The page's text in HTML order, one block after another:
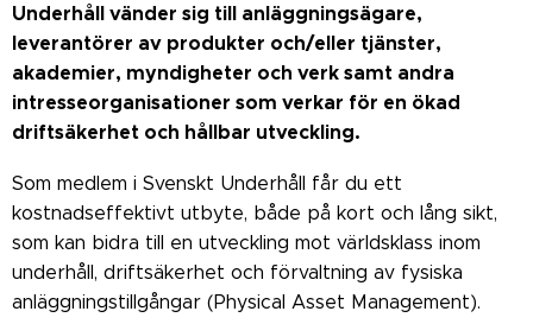
Underhåll vänder sig till anläggningsägare,
leverantörer av produkter och/eller tjänster,
akademier, myndigheter och verk samt andra
intresseorganisationer som verkar för en ökad
driftsäkerhet och hållbar utveckling.
Som medlem i Svenskt Underhåll får du ett
kostnadseffektivt utbyte, både på kort och lång sikt,
som kan bidra till en utveckling mot världsklass inom
underhåll, driftsäkerhet och förvaltning av fysiska
anläggningstillgångar (Physical Asset Management).